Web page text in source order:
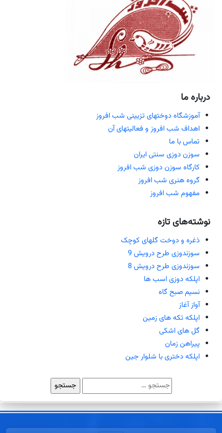
درباره ما
آموزشگاه دوختهای تزیینی شب افروز
اهداف شب افروز و فعالیتهای آن
تماس با ما
سوزن دوزی سنتی ایران
کارگاه سوزن دوزی شب افروز
گروه هنری شب افروز
مفهوم شب افروز
نوشته‌های تازه
ذغره و دوخت گلهای کوچک
سوزندوزی طرح درویش 9
سوزندوزی طرح درویش 8
اپلکه دوزی اسب ها
نسیم صبح گاه
آواز آغاز
اپلکه تکه های زمین
گل های اشکی
پیراهن زمان
اپلکه دختری با شلوار جین
جستجو
برای: